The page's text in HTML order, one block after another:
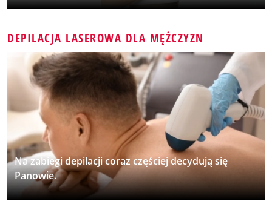
DEPILACJA LASEROWA DLA MĘŻCZYZN
Na zabiegi depilacji coraz częściej decydują się
Panowie.